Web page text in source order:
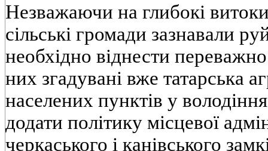
Незважаючи на глибокі витоки
сільські громади зазнавали
необхідно віднести
них згадувані вже татарська
населених пунктів у
додати політику місцевої
черкаського і канівського